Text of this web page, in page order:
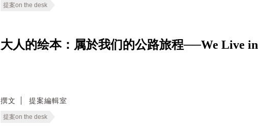
提案on the desk
大人的绘本：属於我们的公路旅程──We Live in
撰文 提案編輯室
提案on the desk